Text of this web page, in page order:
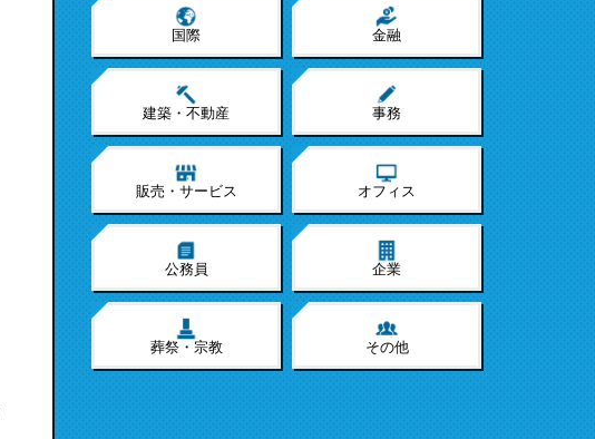
国際 金融
建築・不動産 事務
販売・サービス オフィス
公務員 企業
葬祭・宗教 その他